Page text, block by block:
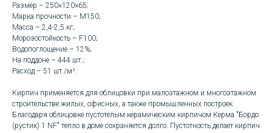
Размер – 250×120×65;
Марка прочности – М150;
Масса – 2,4-2,5 кг;
Морозостойкость – F100;
Водопоглощение – 12%;
На поддоне – 444 шт.;
Расход – 51 шт./м².
Кирпич применяется для облицовки при малоэтажном и многоэтажном
строительстве жилых, офисных, а также промышленных построек.
Благодаря облицовке пустотелым керамическим кирпичом Керма "Бордо
(рустик) 1 NF" тепло в доме сохраняется долго. Пустотность делает кирпич